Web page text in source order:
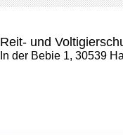
Reit- und
In der Bebie 1, 30539